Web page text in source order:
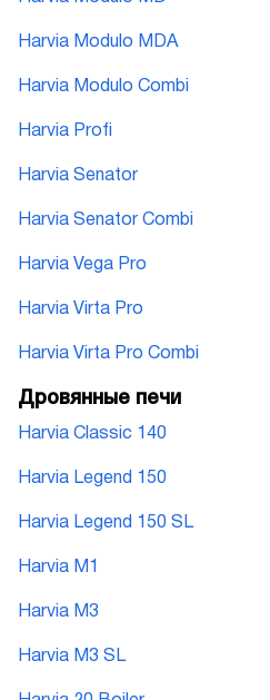
Harvia Modulo MDA
Harvia Modulo Combi
Harvia Profi
Harvia Senator
Harvia Senator Combi
Harvia Vega Pro
Harvia Virta Pro
Harvia Virta Pro Combi
Дровянные печи
Harvia Classic 140
Harvia Legend 150
Harvia Legend 150 SL
Harvia M1
Harvia M3
Harvia M3 SL